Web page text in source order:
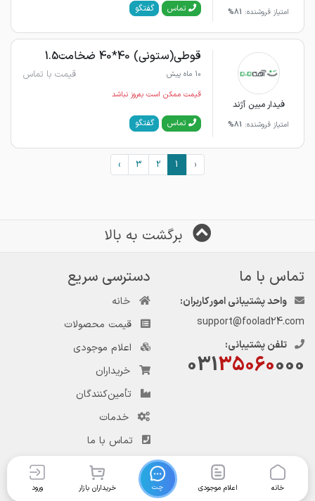
امتیاز فروشنده: 81% تماس گفتگو
فیدار مبین آژند
امتیاز فروشنده: 81%
قوطی(ستونی) 40*40 ضخامت1.5
10 ماه پیش قیمت با تماس
قیمت ممکن است به‌روز نباشد
تماس گفتگو
‹
1
2
3
›
برگشت به بالا
تماس با ما
واحد پشتیبانی امور کاربران:
support@foolad24.com
تلفن پشتیبانی:
03135060000
دسترسی سریع
خانه
قیمت محصولات
اعلام موجودی
خریداران
تأمین‌کنندگان
خدمات
تماس با ما
خانه اعلام موجودی چت خریداران بازار ورود